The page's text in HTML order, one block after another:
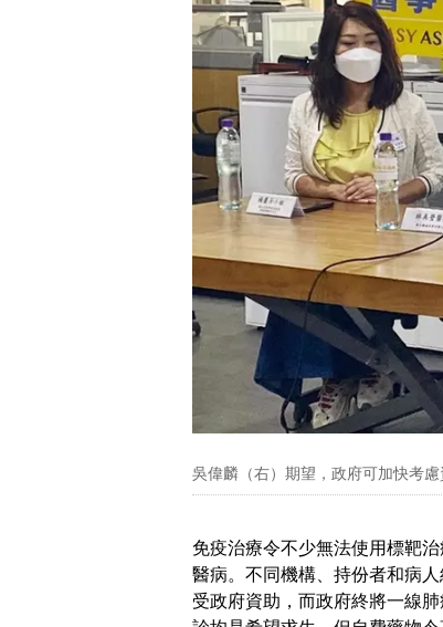
吳偉麟（右）期望，政府可加快考
免疫治療令不少無法使用標靶
醫病。不同機構、持份者和病
受政府資助，而政府終將一線